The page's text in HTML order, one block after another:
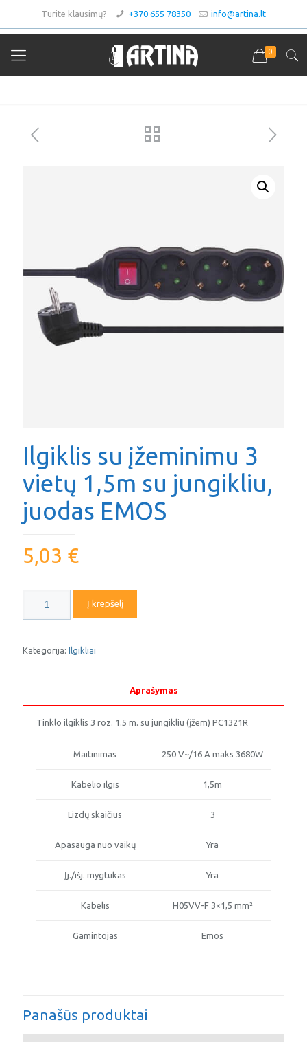
Turite klausimų? +370 655 78350 info@artina.lt
0
Asortimentas
Ilgiklis su įžeminimu 3
vietų 1,5m su jungikliu,
juodas EMOS
5,03 €
kiekis:
Ilgiklis
įžeminimu
juodas
Į krepšelį
Kategorija: Ilgikliai
Aprašymas
Tinklo ilgiklis 3 roz. 1.5 m. su jungikliu (įžem) PC1321R
Maitinimas 250 V~/16 A maks 3680W
Kabelio ilgis 1,5m
Lizdų skaičius 3
Apasauga nuo vaikų Yra
Įj./išj. mygtukas Yra
Kabelis H05VV-F 3×1,5 mm²
Gamintojas Emos
Panašūs produktai